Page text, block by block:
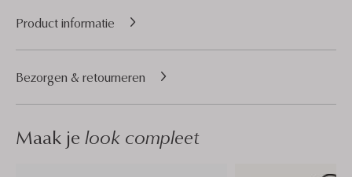
Product informatie
Bezorgen & retourneren
Maak je look compleet